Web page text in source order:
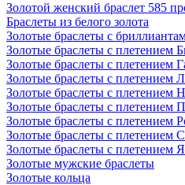
Золотой женский браслет 585
Браслеты из белого золота
Золотые браслеты с
Золотые браслеты с плетением
Золотые браслеты с плетением
Золотые браслеты с плетением
Золотые браслеты с плетением
Золотые браслеты с плетением
Золотые браслеты с плетением
Золотые браслеты с плетением
Золотые браслеты с плетением
Золотые мужские браслеты
Золотые кольца